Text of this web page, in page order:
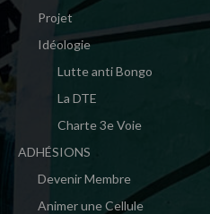
Projet
Idéologie
Lutte anti Bongo
La DTE
Charte 3e Voie
ADHÉSIONS
Devenir Membre
Animer une Cellule